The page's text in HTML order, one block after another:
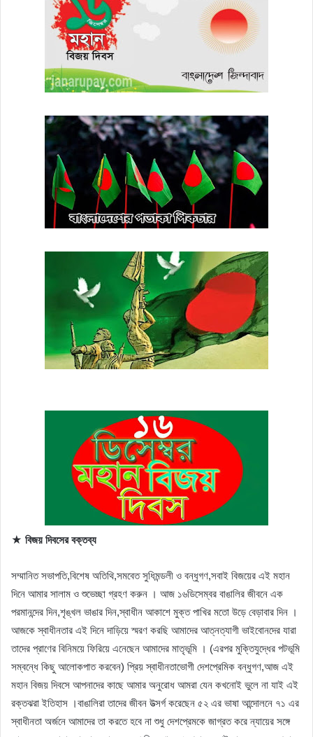
★ বিজয় দিবসের বক্তব্য
সম্মানিত সভাপতি,বিশেষ অতিথি,সমবেত সুধিমন্ডলী ও বন্ধুগণ,সবাই বিজয়ের এই মহান
দিনে আমার সালাম ও শুভেচ্ছা গ্রহণ করুন । আজ ১৬ডিসেম্বর বাঙালির জীবনে এক
পরমানন্দের দিন,শৃঙ্খল ভাঙার দিন,স্বাধীন আকাশে মুক্ত পাখির মতো উড়ে বেড়াবার দিন ।
আজকে স্বাধীনতার এই দিনে দাড়িয়ে স্মরণ করছি আমাদের আত্নত্যাগী ভাইবোনদের যারা
তাদের প্রাণের বিনিময়ে ফিরিয়ে এনেছেন আমাদের মাতৃভূমি । (এরপর মুক্তিযুদ্ধের পটভূমি
সম্বন্ধে কিছু আলোকপাত করবেন) প্রিয় স্বাধীনতাভোগী দেশপ্রেমিক বন্ধুগণ,আজ এই
মহান বিজয় দিবসে আপনাদের কাছে আমার অনুরোধ আমরা যেন কখনোই ভুলে না যাই এই
রক্তঝরা ইতিহাস ।বাঙালিরা তাদের জীবন উত্‍সর্গ করেছেন ৫২ এর ভাষা আন্দোলনে ৭১ এর
স্বাধীনতা অর্জনে আমাদের তা করতে হবে না শুধু দেশপ্রেমকে জাগ্রত করে ন্যায়ের সঙ্গে